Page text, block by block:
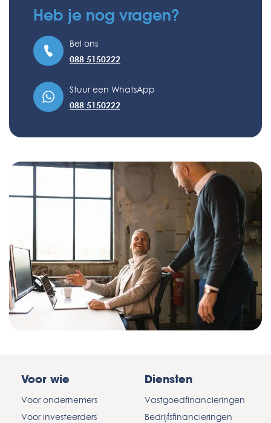
Heb je nog vragen?
Bel ons
088 5150222
Stuur een WhatsApp
088 5150222
Voor wie
Voor ondernemers
Voor investeerders
Diensten
Vastgoedfinancieringen
Bedrijfsfinancieringen